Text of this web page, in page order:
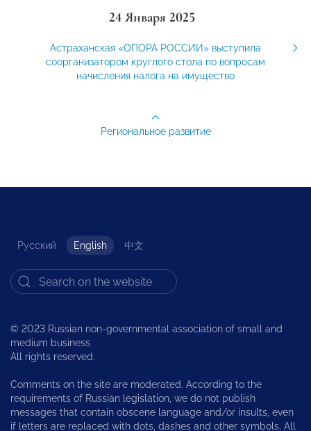
24 Января 2025
Астраханская «ОПОРА РОССИИ» выступила
соорганизатором круглого стола по вопросам
начисления налога на имущество
Региональное развитие
Русский English 中文
© 2023 Russian non-governmental association of small and
medium business
All rights reserved.
Comments on the site are moderated. According to the
requirements of Russian legislation, we do not publish
messages that contain obscene language and/or insults, even
if letters are replaced with dots, dashes and other symbols. All